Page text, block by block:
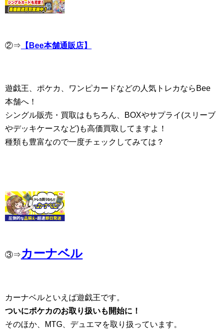
②⇒ 【Bee本舗通販店】
遊戯王、ポケカ、ワンピカードなどの人気トレカならBee
本舗へ！
シングル販売・買取はもちろん、BOXやサプライ(スリーブ
やデッキケースなど)も高価買取してますよ！
種類も豊富なので一度チェックしてみては？
③⇒ カーナベル
カーナベルといえば遊戯王です。
ついにポケカのお取り扱いも開始に！
そのほか、MTG、デュエマを取り扱っています。